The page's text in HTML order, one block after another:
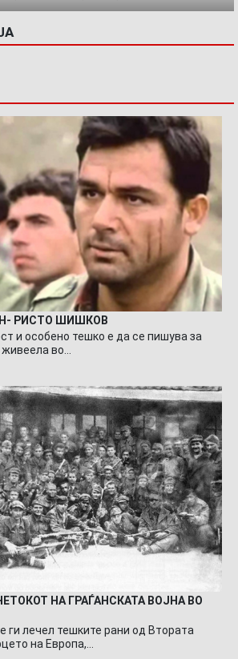
РИСТО ШИШКОВ
и особено тешко е да се пишува за
живеела во…
НА ГРАЃАНСКАТА ВОЈНА ВО
ги лечел тешките рани од Втората
на Европа,…